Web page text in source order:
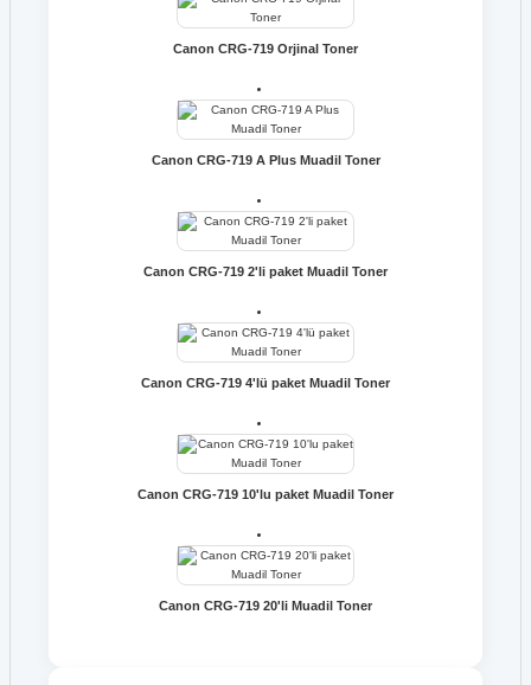
Canon CRG-719 Orjinal Toner
Canon CRG-719 A Plus Muadil Toner
Canon CRG-719 2'li paket Muadil Toner
Canon CRG-719 4'lü paket Muadil Toner
Canon CRG-719 10'lu paket Muadil Toner
Canon CRG-719 20'li Muadil Toner